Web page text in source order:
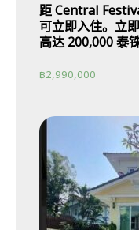
距 Central
可立即入住。立
高达 200,000 泰铢
฿2,990,000